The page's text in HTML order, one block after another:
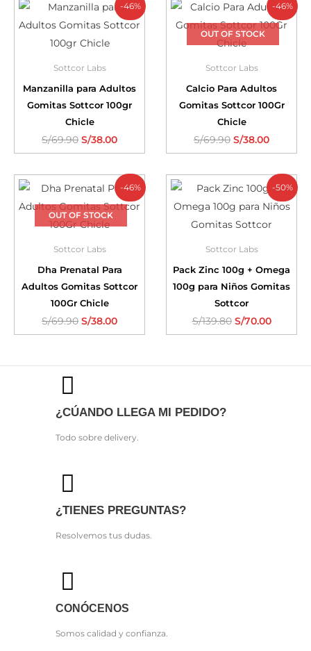
-46%
Sottcor Labs
Manzanilla para Adultos
Gomitas Sottcor 100gr
Chicle
S/69.90 S/38.00
-46%
OUT OF STOCK
Sottcor Labs
Calcio Para Adultos
Gomitas Sottcor 100Gr
Chicle
S/69.90 S/38.00
-46%
OUT OF STOCK
Sottcor Labs
Dha Prenatal Para
Adultos Gomitas Sottcor
100Gr Chicle
S/69.90 S/38.00
-50%
Sottcor Labs
Pack Zinc 100g + Omega
100g para Niños Gomitas
Sottcor
S/139.80 S/70.00
¿CÚANDO LLEGA MI PEDIDO?
Todo sobre delivery.
¿TIENES PREGUNTAS?
Resolvemos tus dudas.
CONÓCENOS
Somos calidad y confianza.